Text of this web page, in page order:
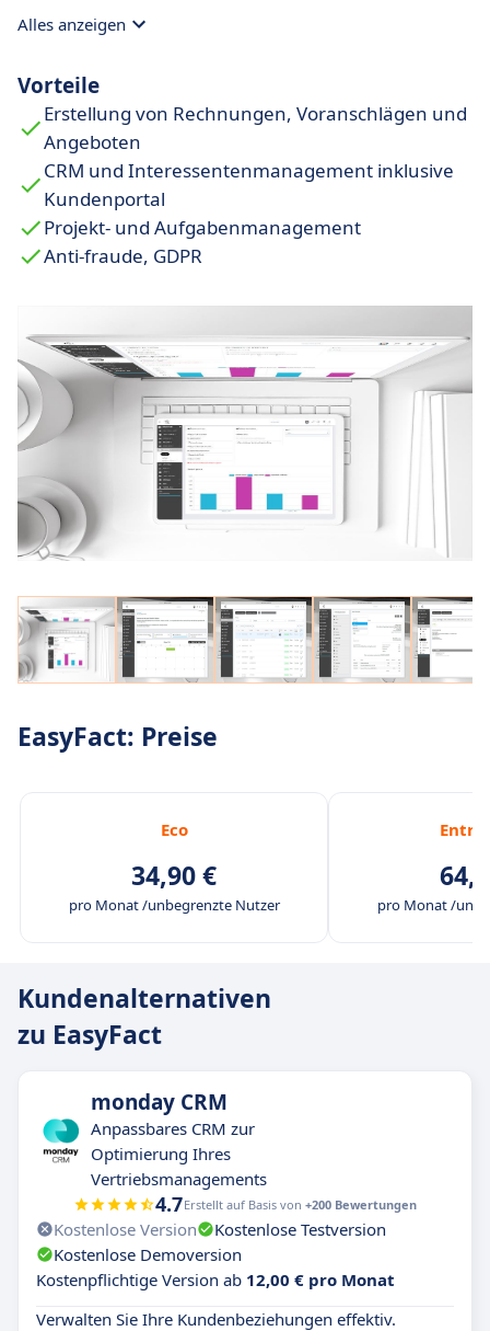
Tickets,
Alles anzeigen
Vorteile
Erstellung von Rechnungen, Voranschlägen und
Angeboten
CRM und Interessentenmanagement inklusive
Kundenportal
Projekt- und Aufgabenmanagement
Anti-fraude, GDPR
EasyFact: Preise
Eco
34,90 €
pro Monat /unbegrenzte Nutzer pro Monat /
Kundenalternativen
zu EasyFact
monday CRM
Anpassbares CRM zur
Optimierung Ihres
Vertriebsmanagements
4.7Erstellt auf Basis von +200 Bewertungen
Kostenlose Version
Kostenlose Testversion
Kostenlose Demoversion
Kostenpflichtige Version ab 12,00 € pro Monat
Verwalten Sie Ihre Kundenbeziehungen effektiv.